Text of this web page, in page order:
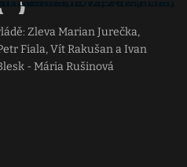
Zleva Marian Jurečka,
Fiala, Vít Rakušan a Ivan
- Mária Rušinová